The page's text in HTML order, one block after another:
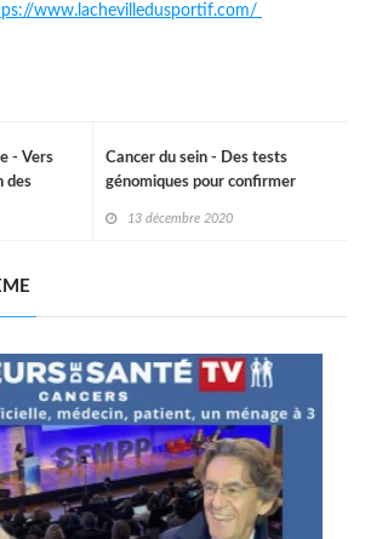
www.lachevilledusportif.com/
Cancer du sein - Des tests
génomiques pour confirmer
13 décembre 2020
- Vers
des